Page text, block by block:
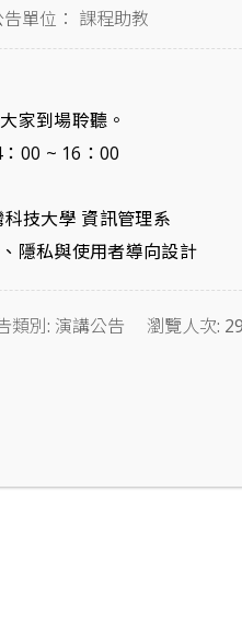
告單位： 課程助教
家到場聆聽。
00 ~ 16：00
技大學 資訊管理系
隱私與使用者導向設計
類別: 演講公告 瀏覽人次: